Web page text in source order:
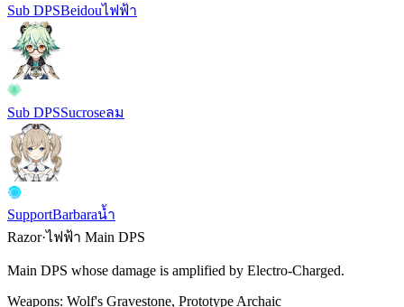
Sub DPSBeidouไฟฟ้า
Sub DPSSucroseลม
SupportBarbaraน้ำ
Razor·ไฟฟ้า Main DPS
Main DPS whose damage is amplified by Electro-Charged.
Weapons: Wolf's Gravestone, Prototype Archaic